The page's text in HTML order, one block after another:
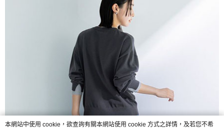
本網站中使用 cookie，欲查詢有關本網站使用 cookie 方式之詳情，及若您不希